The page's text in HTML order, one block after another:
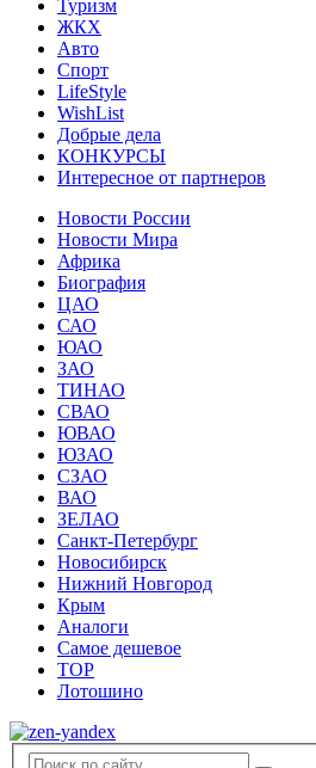
Туризм
ЖКХ
Авто
Спорт
LifeStyle
WishList
Добрые дела
КОНКУРСЫ
Интересное от партнеров
Новости России
Новости Мира
Африка
Биография
ЦАО
САО
ЮАО
ЗАО
ТИНАО
СВАО
ЮВАО
ЮЗАО
СЗАО
ВАО
ЗЕЛАО
Санкт-Петербург
Новосибирск
Нижний Новгород
Крым
Аналоги
Самое дешевое
TOP
Лотошино